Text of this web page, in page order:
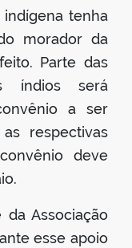
indígena tenha
morador da
Parte das
índios será
a ser
respectivas
deve
da Associação
esse apoio